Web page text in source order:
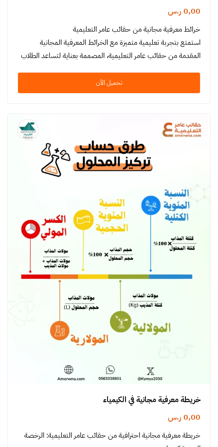
0,00 ر.س
خرائط معرفية مجانية من حقائب عامر التعليمية
استمتع بتجربة تعليمية متميزة مع الخرائط المعرفية المجانية
المقدمة من حقائب عامر التعليمية، المصممة بعناية لتساعد الطلاب
تحميل الآن
خريطة معرفية مجانية في الكيمياء
0,00 ر.س
خريطة معرفية مجانية احترافية من حقائب عامر التعليمية: الرخصة